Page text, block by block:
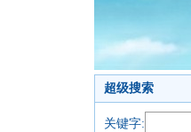
超级搜索
关键字: